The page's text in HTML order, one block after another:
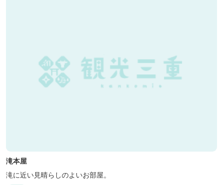
滝本屋
滝に近い見晴らしのよいお部屋。